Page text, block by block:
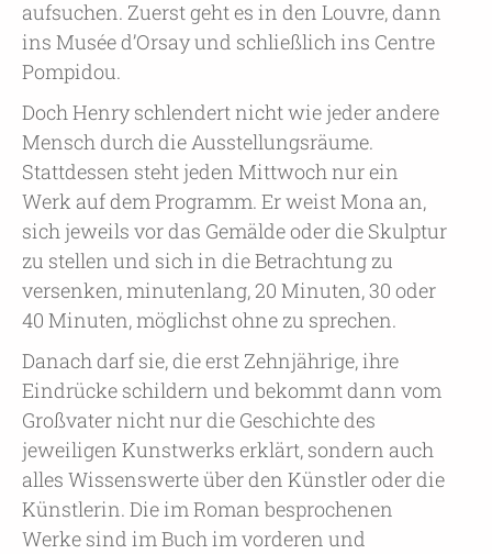
aufsuchen. Zuerst geht es in den Louvre, dann
ins Musée d’Orsay und schließlich ins Centre
Pompidou.
Doch Henry schlendert nicht wie jeder andere
Mensch durch die Ausstellungsräume.
Stattdessen steht jeden Mittwoch nur ein
Werk auf dem Programm. Er weist Mona an,
sich jeweils vor das Gemälde oder die Skulptur
zu stellen und sich in die Betrachtung zu
versenken, minutenlang, 20 Minuten, 30 oder
40 Minuten, möglichst ohne zu sprechen.
Danach darf sie, die erst Zehnjährige, ihre
Eindrücke schildern und bekommt dann vom
Großvater nicht nur die Geschichte des
jeweiligen Kunstwerks erklärt, sondern auch
alles Wissenswerte über den Künstler oder die
Künstlerin. Die im Roman besprochenen
Werke sind im Buch im vorderen und